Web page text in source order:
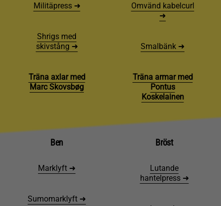
Militäpress ➜
Shrigs med
skivstång ➜
Träna axlar med
Marc Skovsbøg
Omvänd kabelcurl
➜
Smalbänk ➜
Träna armar med
Pontus
Koskelainen
Ben
Marklyft ➜
Sumomarklyft ➜
Bröst
Lutande
hantelpress ➜